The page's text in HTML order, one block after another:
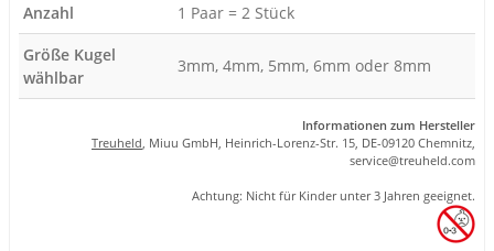
Anzahl
1 Paar = 2 Stück
Größe Kugel
wählbar
3mm, 4mm, 5mm, 6mm oder 8mm
Informationen zum Hersteller
Treuheld, Miuu GmbH, Heinrich-Lorenz-Str. 15, DE-09120 Chemnitz,
service@treuheld.com
Achtung: Nicht für Kinder unter 3 Jahren geeignet.